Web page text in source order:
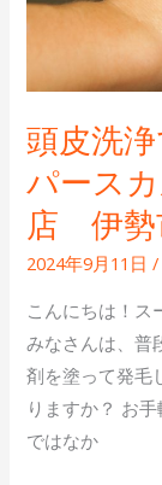
勢
頭皮洗
パース
店 伊勢
2024年9月11日/
こんにちは！ス
みなさんは、普
剤を塗って発毛
りますか？ お
ではなか
ツ
ス
パ
ー
ス
プ
発
毛
セ
ン